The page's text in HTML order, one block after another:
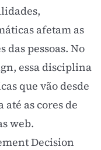
afetam as
das pessoas. No
essa disciplina
que vão desde
até as cores de
web.
Decision